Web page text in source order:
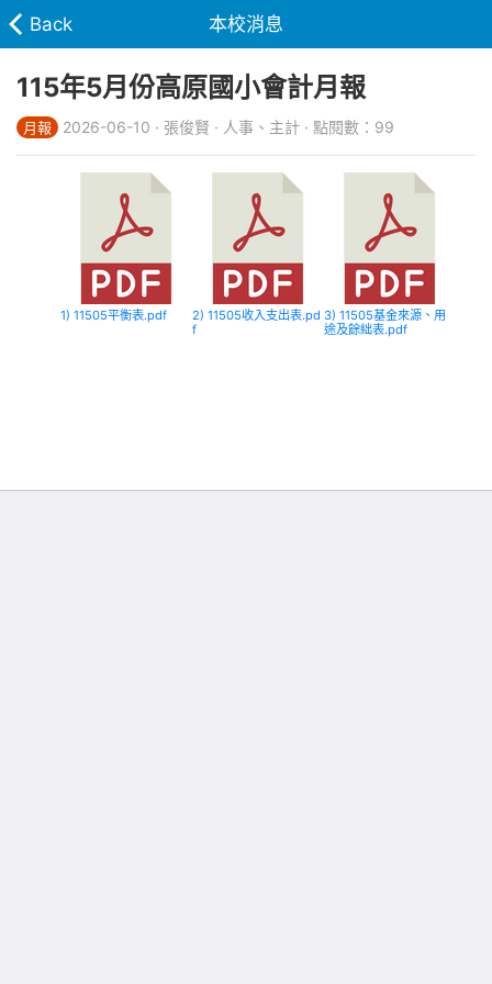
Back 本校消息
115年5月份高原國小會計月報
月報 2026-06-10 · 張俊賢 · 人事、主計 · 點閱數：99
1) 11505平衡表.pdf
2) 11505收入支出表.pd
f
3) 11505基金來源、用
途及餘絀表.pdf